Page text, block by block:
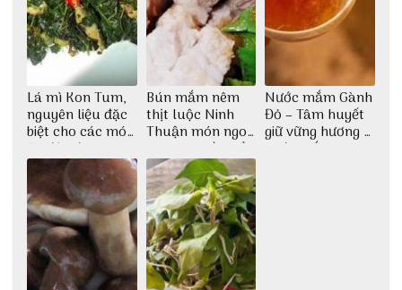
Lá mì Kon Tum,
nguyên liệu đặc
biệt cho các món
ăn độc đáo
Bún mắm nêm
thịt luộc Ninh
Thuận món ngon
dân dã miền biển
Nước mắm Gành
Đỏ – Tâm huyết
giữ vững hương vị
nước mắm sau